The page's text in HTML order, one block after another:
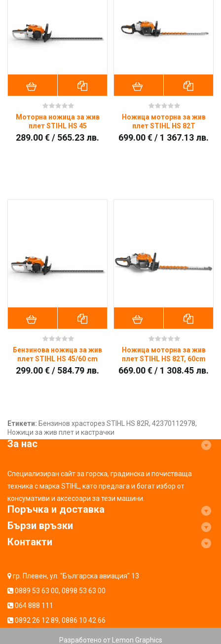
Моторна ножица за жив
плет STIHL HS 45
289.00 € / 565.23 лв.
Ножица моторна за жив
плет STIHL HS 82T
699.00 € / 1 367.13 лв.
Бензинова ножица за жив
плет STIHL HS 45/60 cm
299.00 € / 584.79 лв.
Ножица моторна за жив
плет STIHL HS 82T, 60cm
669.00 € / 1 308.45 лв.
Етикети: Бензинов храсторез STIHL HS 82R, 42370112978,
Ножици за жив плет и кастрачки
За нас
Специализиран сайт за горска, градинска и почистваща
техника с марка STIHL, като предлага и богат избор от
консумативи и аксесоари за тези машини.
Поръчка и доставка
Бързи връзки
Контакти
гр. Плевен, ул. "Българска авиация" 13
0889 53 63 00, 0898 53 63 00
064 888 111
0892 26 12 89, 0886 10 42 66
Разработено от Lemon Graphics